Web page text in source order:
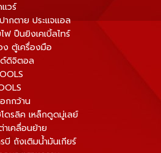
วร์
ากตาย ประแจแอล
ฟ ปืนยิงเคเบิ้ลไทร์
ง ตู้เครื่องมือ
ด์ดิจิตอล
กกว้าน
ดรลิค เหล็กดูดมู่เลย์
าเคลื่อนย้าย
บี ถังเติมน้ำมันเกียร์